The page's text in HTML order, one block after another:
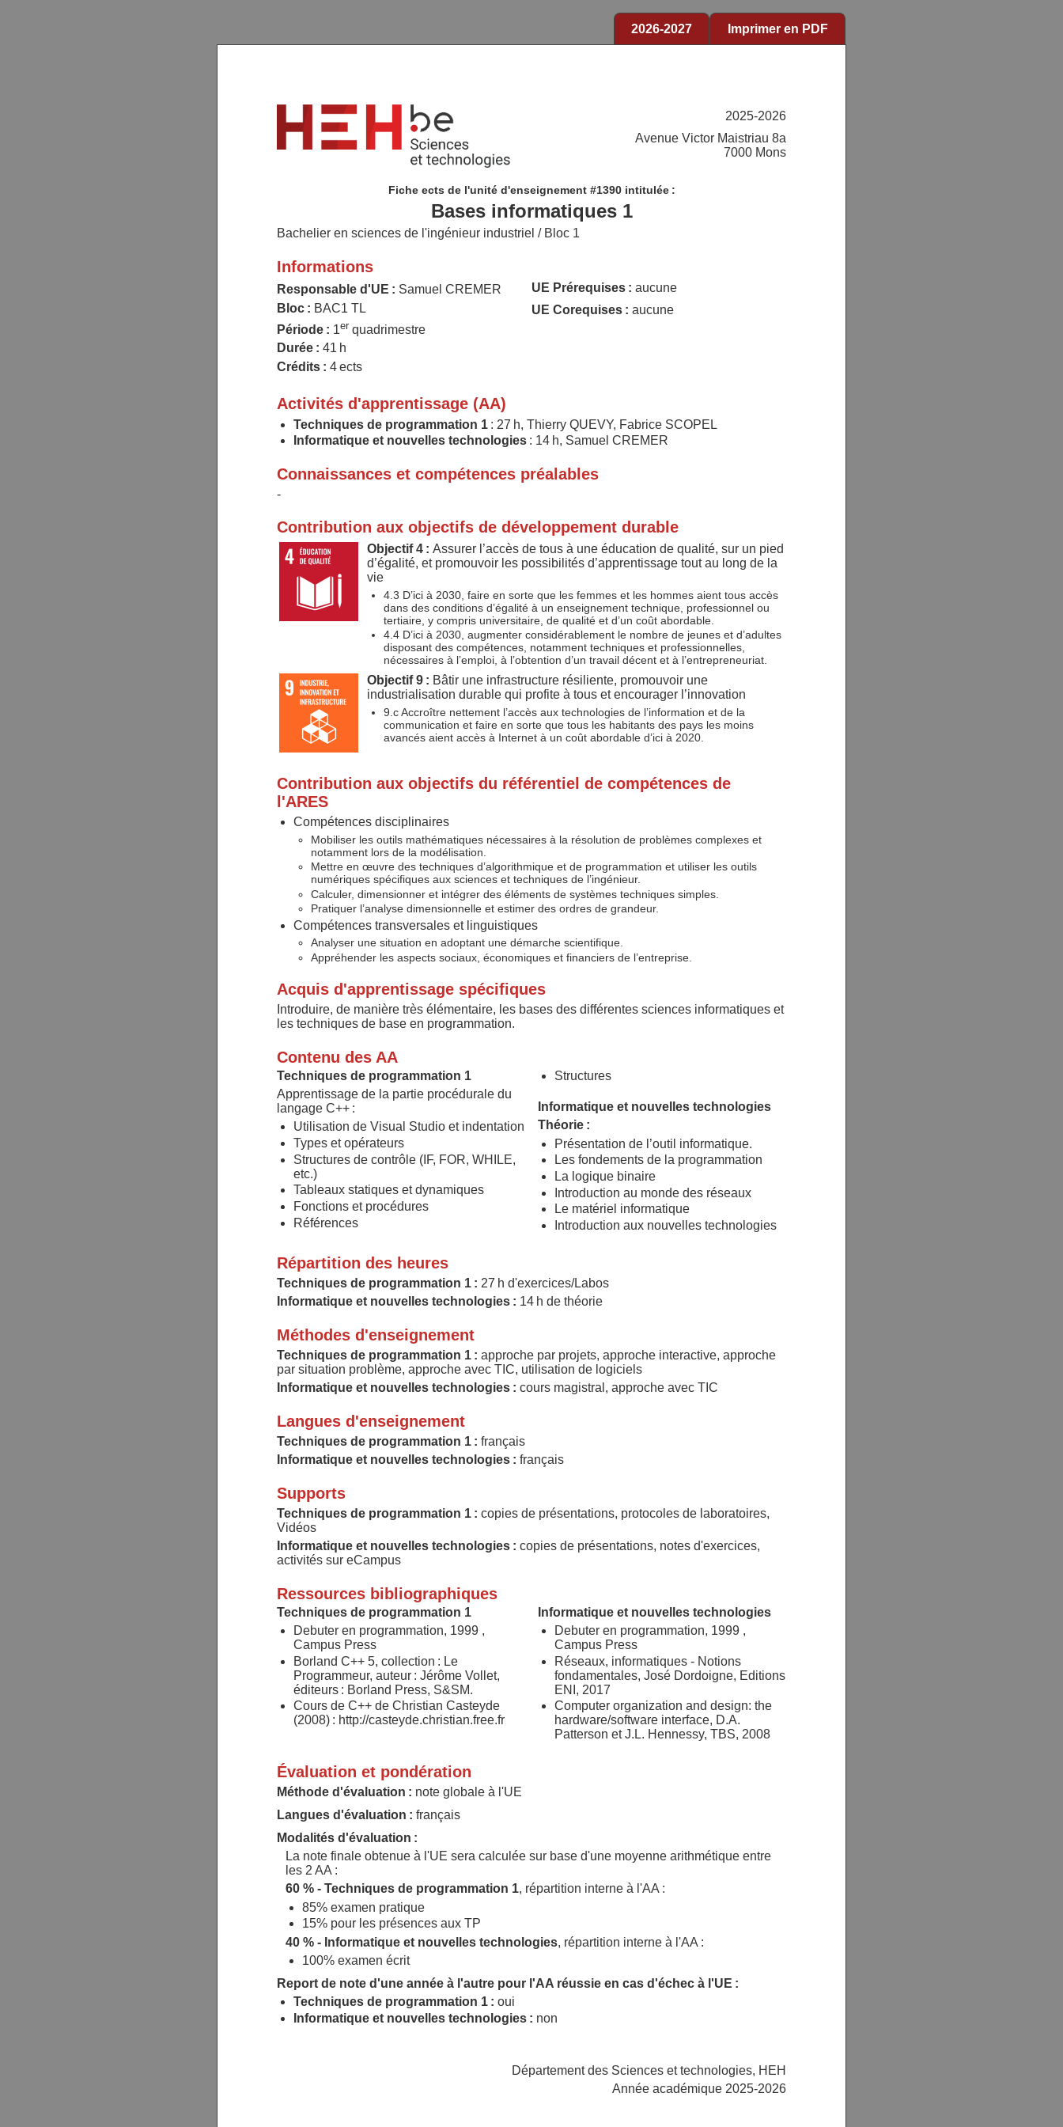
2026-2027 Imprimer en PDF
2025-2026
Avenue Victor Maistriau 8a
7000 Mons
Fiche ects de l'unité d'enseignement #1390 intitulée :
Bases informatiques 1
Bachelier en sciences de l'ingénieur industriel / Bloc 1
Informations
Responsable d'UE : Samuel CREMER
Bloc : BAC1 TL
Période : 1er quadrimestre
Durée : 41 h
Crédits : 4 ects
UE Prérequises : aucune
UE Corequises : aucune
Activités d'apprentissage (AA)
Techniques de programmation 1 : 27 h, Thierry QUEVY, Fabrice SCOPEL
Informatique et nouvelles technologies : 14 h, Samuel CREMER
Connaissances et compétences préalables
-
Contribution aux objectifs de développement durable
Objectif 4 : Assurer l’accès de tous à une éducation de qualité, sur un pied
d’égalité, et promouvoir les possibilités d’apprentissage tout au long de la
vie
4.3 D’ici à 2030, faire en sorte que les femmes et les hommes aient tous accès
dans des conditions d’égalité à un enseignement technique, professionnel ou
tertiaire, y compris universitaire, de qualité et d’un coût abordable.
4.4 D’ici à 2030, augmenter considérablement le nombre de jeunes et d’adultes
disposant des compétences, notamment techniques et professionnelles,
nécessaires à l’emploi, à l’obtention d’un travail décent et à l’entrepreneuriat.
Objectif 9 : Bâtir une infrastructure résiliente, promouvoir une
industrialisation durable qui profite à tous et encourager l’innovation
9.c Accroître nettement l’accès aux technologies de l’information et de la
communication et faire en sorte que tous les habitants des pays les moins
avancés aient accès à Internet à un coût abordable d’ici à 2020.
Contribution aux objectifs du référentiel de compétences de
l'ARES
Compétences disciplinaires
Mobiliser les outils mathématiques nécessaires à la résolution de problèmes complexes et
notamment lors de la modélisation.
Mettre en œuvre des techniques d’algorithmique et de programmation et utiliser les outils
numériques spécifiques aux sciences et techniques de l’ingénieur.
Calculer, dimensionner et intégrer des éléments de systèmes techniques simples.
Pratiquer l’analyse dimensionnelle et estimer des ordres de grandeur.
Compétences transversales et linguistiques
Analyser une situation en adoptant une démarche scientifique.
Appréhender les aspects sociaux, économiques et financiers de l’entreprise.
Acquis d'apprentissage spécifiques
Introduire, de manière très élémentaire, les bases des différentes sciences informatiques et
les techniques de base en programmation.
Contenu des AA
Techniques de programmation 1
Apprentissage de la partie procédurale du
langage C++ :
Utilisation de Visual Studio et indentation
Types et opérateurs
Structures de contrôle (IF, FOR, WHILE,
etc.)
Tableaux statiques et dynamiques
Fonctions et procédures
Références
Structures
Informatique et nouvelles technologies
Théorie :
Présentation de l’outil informatique.
Les fondements de la programmation
La logique binaire
Introduction au monde des réseaux
Le matériel informatique
Introduction aux nouvelles technologies
Répartition des heures
Techniques de programmation 1 : 27 h d'exercices/Labos
Informatique et nouvelles technologies : 14 h de théorie
Méthodes d'enseignement
Techniques de programmation 1 : approche par projets, approche interactive, approche
par situation problème, approche avec TIC, utilisation de logiciels
Informatique et nouvelles technologies : cours magistral, approche avec TIC
Langues d'enseignement
Techniques de programmation 1 : français
Informatique et nouvelles technologies : français
Supports
Techniques de programmation 1 : copies de présentations, protocoles de laboratoires,
Vidéos
Informatique et nouvelles technologies : copies de présentations, notes d'exercices,
activités sur eCampus
Ressources bibliographiques
Techniques de programmation 1
Debuter en programmation, 1999 ,
Campus Press
Borland C++ 5, collection : Le
Programmeur, auteur : Jérôme Vollet,
éditeurs : Borland Press, S&SM.
Cours de C++ de Christian Casteyde
(2008) : http://casteyde.christian.free.fr
Informatique et nouvelles technologies
Debuter en programmation, 1999 ,
Campus Press
Réseaux, informatiques - Notions
fondamentales, José Dordoigne, Editions
ENI, 2017
Computer organization and design: the
hardware/software interface, D.A.
Patterson et J.L. Hennessy, TBS, 2008
Évaluation et pondération
Méthode d'évaluation : note globale à l'UE
Langues d'évaluation : français
Modalités d'évaluation :
La note finale obtenue à l'UE sera calculée sur base d'une moyenne arithmétique entre
les 2 AA :
60 % - Techniques de programmation 1, répartition interne à l'AA :
85% examen pratique
15% pour les présences aux TP
40 % - Informatique et nouvelles technologies, répartition interne à l'AA :
100% examen écrit
Report de note d'une année à l'autre pour l'AA réussie en cas d'échec à l'UE :
Techniques de programmation 1 :oui
Informatique et nouvelles technologies : non
Département des Sciences et technologies, HEH
Année académique 2025-2026